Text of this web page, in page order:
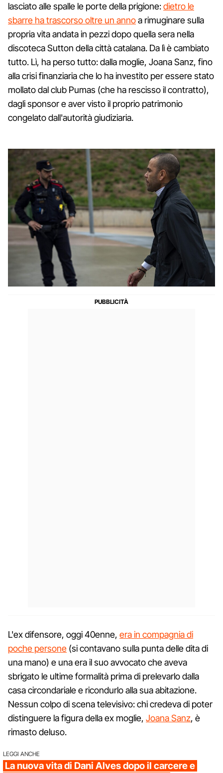
lasciato alle spalle le porte della prigione:dietro le
sbarre ha trascorso oltre un annoa rimuginare sulla
propria vita andata in pezzi dopo quella sera nella
discoteca Sutton della città catalana. Da lì è cambiato
tutto. Lì, ha perso tutto: dalla moglie, Joana Sanz, fino
alla crisi finanziaria che lo ha investito per essere stato
mollato dal club Pumas (che ha rescisso il contratto),
dagli sponsor e aver visto il proprio patrimonio
congelato dall'autorità giudiziaria.
L'ex difensore, oggi 40enne, era in compagnia di
poche persone (si contavano sulla punta delle dita di
una mano) e una era il suo avvocato che aveva
sbrigato le ultime formalità prima di prelevarlo dalla
casa circondariale e ricondurlo alla sua abitazione.
Nessun colpo di scena televisivo: chi credeva di poter
distinguere la figura della ex moglie, Joana Sanz, è
rimasto deluso.
LEGGI ANCHE
La nuova vita di Dani Alves dopo il carcere e